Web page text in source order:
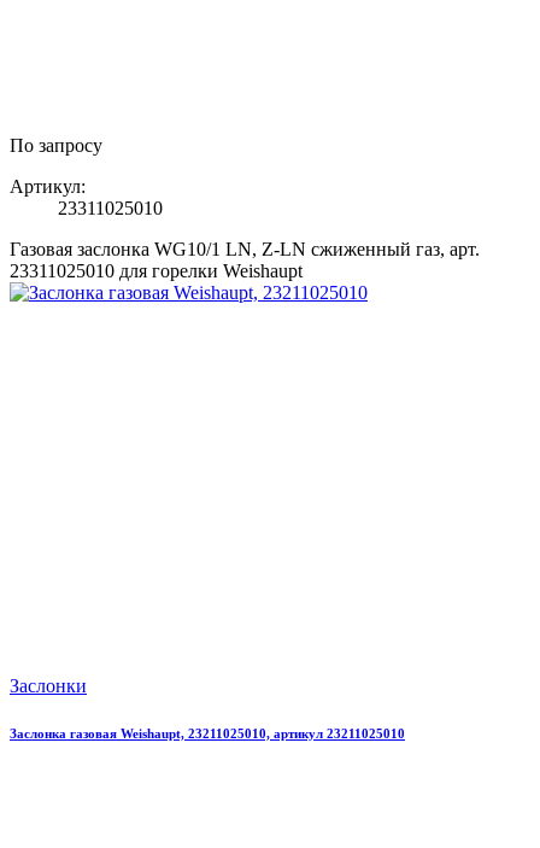
По запросу
Артикул:
23311025010
Газовая заслонка WG10/1 LN, Z-LN сжиженный газ, арт.
23311025010 для горелки Weishaupt
Заслонки
Заслонка газовая Weishaupt, 23211025010, артикул 23211025010